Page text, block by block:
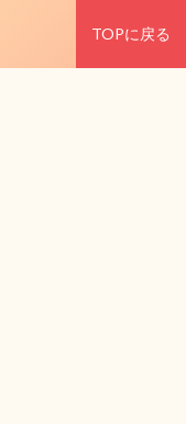
TOPに戻る